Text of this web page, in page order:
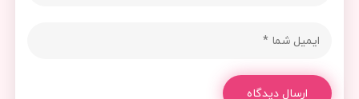
ارسال دیدگاه